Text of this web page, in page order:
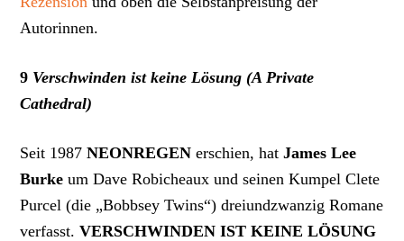
Autorinnen.
9 Verschwinden ist keine Lösung (A Private
Cathedral)
Seit 1987NEONREGEN erschien, hatJames Lee
Burke um Dave Robicheaux und seinen Kumpel Clete
Purcel (die „Bobbsey Twins“) dreiundzwanzig Romane
verfasst.VERSCHWINDEN IST KEINE LÖSUNG